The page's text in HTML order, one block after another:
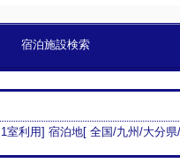
宿泊施設検索
1室利用] 宿泊地[ 全国/九州 /大分県/